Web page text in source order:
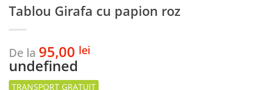
Tablou Girafa cu papion roz
De la 95,00 lei
undefined